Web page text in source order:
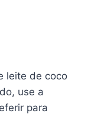
leite de coco
use a
para